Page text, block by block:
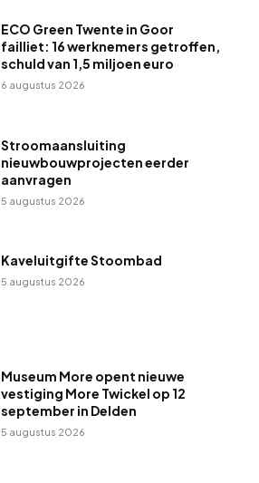
ECO Green Twente in Goor
failliet: 16 werknemers getroffen,
schuld van 1,5 miljoen euro
6 augustus 2026
Stroomaansluiting
nieuwbouwprojecten eerder
aanvragen
5 augustus 2026
Kaveluitgifte Stoombad
5 augustus 2026
Museum More opent nieuwe
vestiging More Twickel op 12
september in Delden
5 augustus 2026